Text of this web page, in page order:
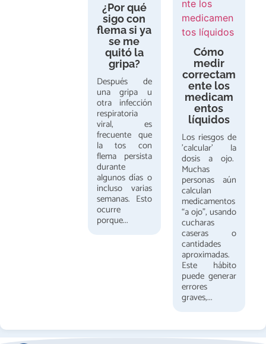
¿Por qué
sigo con
flema si ya
se me
quitó la
gripa?
Después de
una gripa u
otra infección
respiratoria
viral, es
frecuente que
la tos con
flema persista
durante
algunos días o
incluso varias
semanas. Esto
ocurre
porque...
Cómo
medir
correctam
ente los
medicam
entos
líquidos
Los riesgos de
'calcular' la
dosis a ojo.
Muchas
personas aún
calculan
medicamentos
“a ojo”, usando
cucharas
caseras o
cantidades
aproximadas.
Este hábito
puede generar
errores
graves,...